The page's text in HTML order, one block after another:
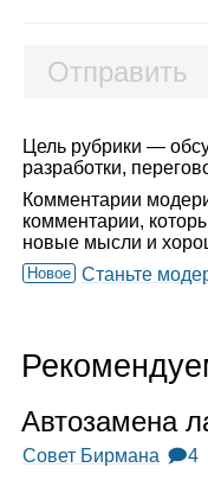
Отправить
Цель рубрики —
разработки,
Комментарии
комментарии,
новые мысли и
Новое Станьте
Авто­за­мена
Совет Бирмана 🗩4